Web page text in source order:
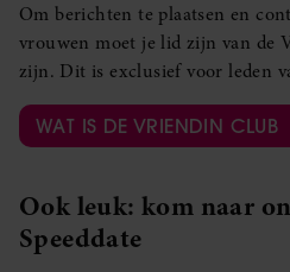
Om berichten te plaatsen en
vrouwen moet je lid zijn van de
zijn. Dit is exclusief voor leden
WAT IS DE VRIENDIN CLUB
Ook leuk: kom naar
Speeddate